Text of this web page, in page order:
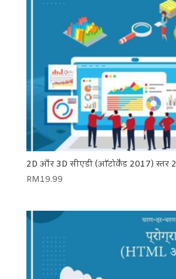
2D और 3D सीएडी (ऑटोकैड 2017) स्तर 2
RM19.99